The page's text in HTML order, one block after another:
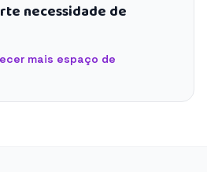
necessidade de
mais espaço de